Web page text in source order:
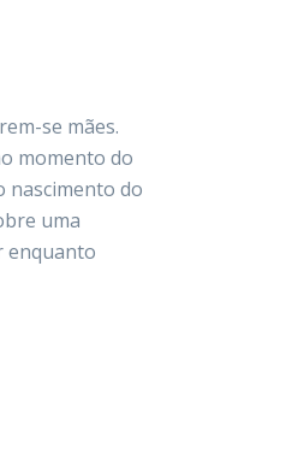
se mães.
momento do
nascimento do
uma
enquanto